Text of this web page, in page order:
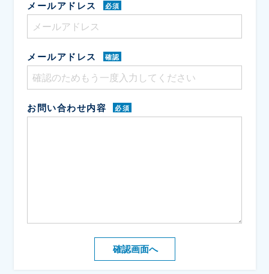
メールアドレス 必須
メールアドレス 確認
お問い合わせ内容 必須